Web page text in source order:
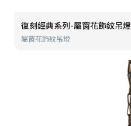
復刻經典系列-屬窗花飾紋吊燈
屬窗花飾紋吊燈